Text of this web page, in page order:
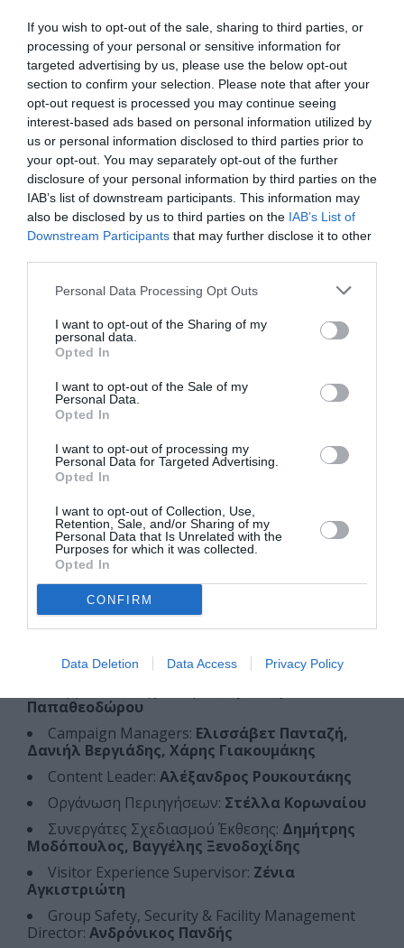
If you wish to opt-out of the sale, sharing to third parties, or
processing of your personal or sensitive information for
targeted advertising by us, please use the below opt-out
section to confirm your selection. Please note that after your
opt-out request is processed you may continue seeing
interest-based ads based on personal information utilized by
us or personal information disclosed to third parties prior to
your opt-out. You may separately opt-out of the further
disclosure of your personal information by third parties on the
IAB’s list of downstream participants. This information may
also be disclosed by us to third parties on the IAB’s List of
Downstream Participants that may further disclose it to other
Personal Data Processing Opt Outs
I want to opt-out of the Sharing of my
personal data.
Opted In
I want to opt-out of the Sale of my
Personal Data.
Opted In
I want to opt-out of processing my
Personal Data for Targeted Advertising.
Opted In
I want to opt-out of Collection, Use,
Retention, Sale, and/or Sharing of my
Personal Data that Is Unrelated with the
Purposes for which it was collected.
Opted In
CONFIRM
Data Deletion Data Access Privacy Policy
Τεχνικός Διευθυντής:Αντώνης Κόκκορης
Project Management:Σμαράγδα Δογάνη
Project Coordination:Κατερίνα Βάρδα
Deputy Τεχνικός Διευθυντής:Γιάννης Ντόβας
Curatorial Project Management:Θεοδώρα
Καπράλου
Επιμέλεια Μουσικού Προγράμματος:Voltnoi &
Quetempo(stegi.radio), Άκης Χοντάσης
Επιμέλεια Προγράμματος Ταινιών: Ελιζαμπέττα
Ηλία Γεωργιάδου
Επιμέλεια F&B:Φώτης Λιάπης
Επιμέλεια Δράσεων Καινοτομίας:
Αναστασία
Μαυρογιάννη, Πρόδρομος Τσιαβός
Κωνσταντίνος Τζάθας, Γιώργος Τζιρτζιλάκης,
Δάφνη Δραγώνα
Ζαραμπούκα-Χατζημάνου
Υπεύθυνη Εκτέλεσης Παραγωγής:
Μπουζάνη
Εκτέλεση Παραγωγής:Σπυριδούλα Γκεράζη,
Δανάη Γιαννακοπούλου, Μαριάνα Αντζουλάτου
Βοηθοί Εκτέλεσης Παραγωγής:
Γερούσης, Αχιλλέας Διαμάντης
Παραγωγή Ηχητικής Περιήγησης:
Χατζηχαραλάμπους
Βασαριώτου
Παπαθεοδώρου
Campaign Managers: Ελισσάβετ Πανταζή,
Δανιήλ Βεργιάδης, Χάρης Γιακουμάκης
Content Leader: Αλέξανδρος Ρουκουτάκης
Οργάνωση Περιηγήσεων: Στέλλα Κορωναίου
Συνεργάτες Σχεδιασμού Έκθεσης: Δημήτρης
Μοδόπουλος, Βαγγέλης Ξενοδοχίδης
Visitor Experience Supervisor: Ζένια
Αγκιστριώτη
Group Safety, Security & Facility Management
Director: Ανδρόνικος Πανδής